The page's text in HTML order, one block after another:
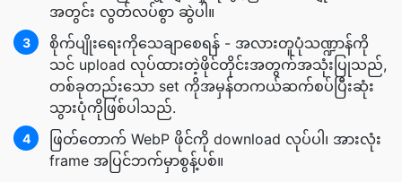
အတွင်း လွတ်လပ်စွာ ဆွဲပါ။
3
စိုက်ပျိုးရေးကိုသေချာစေရန် - အလားတူပုံသဏ္ဍာန်ကို
သင် upload လုပ်ထားတဲ့ဖိုင်တိုင်းအတွက်အသုံးပြုသည်,
တစ်ခုတည်းသော set ကိုအမှန်တကယ်ဆက်စပ်ပြီးဆုံး
သွားပုံကိုဖြစ်ပါသည်.
4
ဖြတ်တောက် WebP ဖိုင်ကို download လုပ်ပါ၊ အားလုံး
frame အပြင်ဘက်မှာစွန့်ပစ်။